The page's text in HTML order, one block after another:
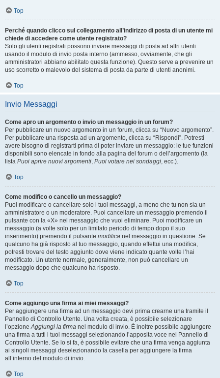
Top
Perché quando clicco sul collegamento all’indirizzo di posta di un utente mi
chiede di accedere come utente registrato?
Solo gli utenti registrati possono inviare messaggi di posta ad altri utenti
usando il modulo di invio posta interno (ammesso, ovviamente, che gli
amministratori abbiano abilitato questa funzione). Questo serve a prevenire un
uso scorretto o malevolo del sistema di posta da parte di utenti anonimi.
Top
Invio Messaggi
Come apro un argomento o invio un messaggio in un forum?
Per pubblicare un nuovo argomento in un forum, clicca su “Nuovo argomento”.
Per pubblicare una risposta ad un argomento, clicca su “Rispondi”. Potresti
avere bisogno di registrarti prima di poter inviare un messaggio: le tue funzioni
disponibili sono elencate in fondo alla pagina del forum o dell’argomento (la
lista Puoi aprire nuovi argomenti, Puoi votare nei sondaggi, ecc.).
Top
Come modifico o cancello un messaggio?
Puoi modificare o cancellare solo i tuoi messaggi, a meno che tu non sia un
amministratore o un moderatore. Puoi cancellare un messaggio premendo il
pulsante con la «X» nel messaggio che vuoi eliminare. Puoi modificare un
messaggio (a volte solo per un limitato periodo di tempo dopo il suo
inserimento) premendo il pulsante modifica nel messaggio in questione. Se
qualcuno ha già risposto al tuo messaggio, quando effettui una modifica,
potresti trovare del testo aggiunto dove viene indicato quante volte l’hai
modificato. Un utente normale, generalmente, non può cancellare un
messaggio dopo che qualcuno ha risposto.
Top
Come aggiungo una firma ai miei messaggi?
Per aggiungere una firma ad un messaggio devi prima crearne una tramite il
Pannello di Controllo Utente. Una volta creata, è possibile selezionare
l’opzioneAggiungi la firma nel modulo di invio. È inoltre possibile aggiungere
una firma a tutti i tuoi messaggi selezionando l’apposita voce nel Pannello di
Controllo Utente. Se lo si fa, è possibile evitare che una firma venga aggiunta
ai singoli messaggi deselezionando la casella per aggiungere la firma
all’interno del modulo di invio.
Top